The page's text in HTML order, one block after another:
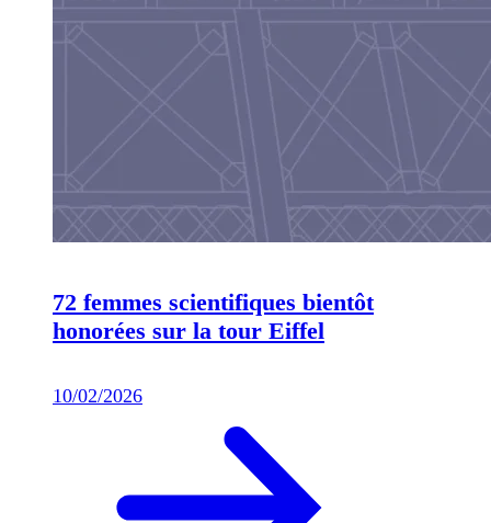
72 femmes scientifiques bientôt
honorées sur la tour Eiffel
10/02/2026